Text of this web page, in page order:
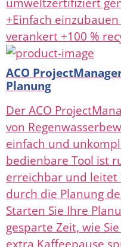
+Einfach
verankert +100 %
ACO
Planung
Der ACO
von
einfach und
bedienbare Tool ist
erreichbar und leitet
durch die Planung
Starten Sie Ihre
gesparte Zeit, wie